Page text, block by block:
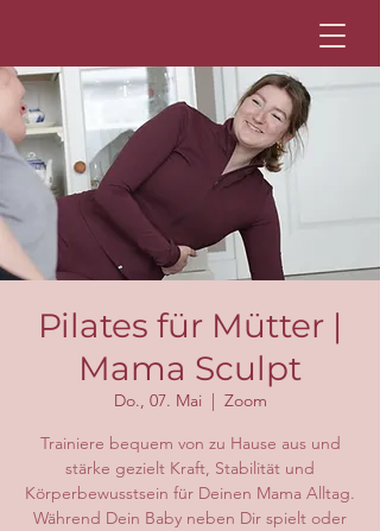
Pilates für Mütter |
Mama Sculpt
Do., 07. Mai
  |
Zoom
Trainiere bequem von zu Hause aus und
stärke gezielt Kraft, Stabilität und
Körperbewusstsein für Deinen Mama Alltag.
Während Dein Baby neben Dir spielt oder